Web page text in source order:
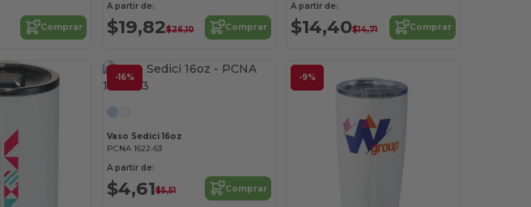
Comprar
A partir de:
$19,82$26,10 Comprar
A partir de:
$14,40$14,71 Comprar
-16%
Vaso Sedici 16oz
PCNA 1622-63
A partir de:
$4,61$5,51 Comprar
-9%